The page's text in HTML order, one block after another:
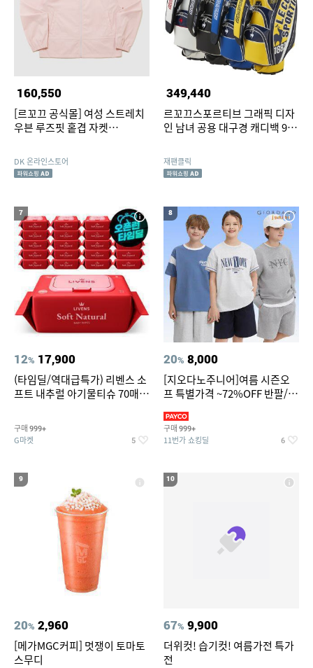
160,550
[르꼬끄 공식몰] 여성 스트레치
우븐 루즈핏 홑겹 자켓
DK 온라인스토어
349,440
르꼬끄스포르티브 그래픽 디자
인 남녀 공용 대구경 캐디백 9.5
재팬클릭
7
12% 17,900
(타임딜/역대급특가) 리벤스 소
프트 내추럴 아기물티슈 70매
구매 999+
G마켓 5
8
20% 8,000
[지오다노주니어]여름 시즌오
프 특별가격 ~72%OFF 반팔/반
구매 999+
11번가 쇼킹딜 6
9
20% 2,960
[메가MGC커피] 멋쟁이 토마토
스무디
10
67% 9,900
더위컷! 습기컷! 여름가전 특가
전